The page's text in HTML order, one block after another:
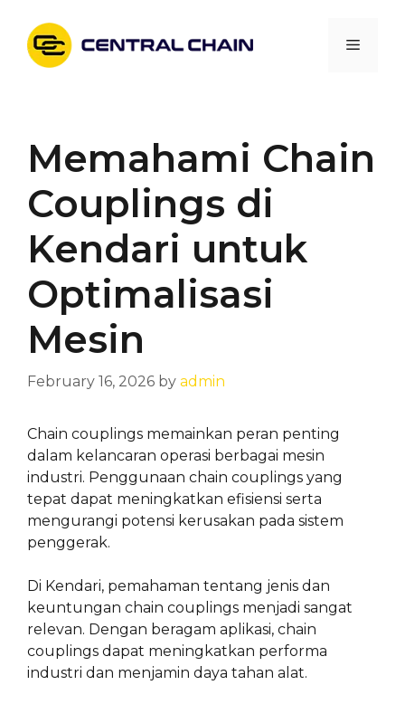
content
Menu
Memahami Chain
Couplings di
Kendari untuk
Optimalisasi
Mesin
February 16, 2026 by admin
Chain couplings memainkan peran penting
dalam kelancaran operasi berbagai mesin
industri. Penggunaan chain couplings yang
tepat dapat meningkatkan efisiensi serta
mengurangi potensi kerusakan pada sistem
penggerak.
Di Kendari, pemahaman tentang jenis dan
keuntungan chain couplings menjadi sangat
relevan. Dengan beragam aplikasi, chain
couplings dapat meningkatkan performa
industri dan menjamin daya tahan alat.